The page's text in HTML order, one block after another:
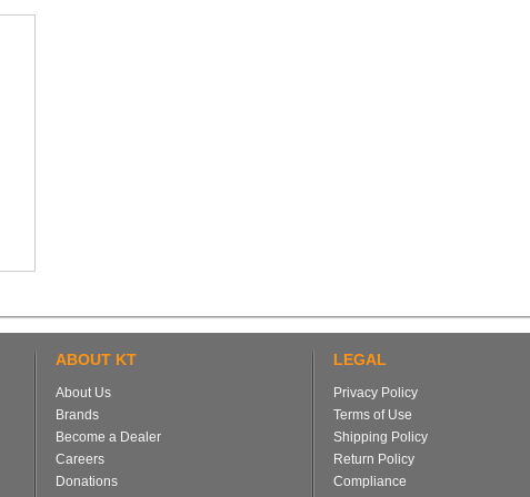
ABOUT KT
About Us
Brands
Become a Dealer
Careers
Donations
LEGAL
Privacy Policy
Terms of Use
Shipping Policy
Return Policy
Compliance